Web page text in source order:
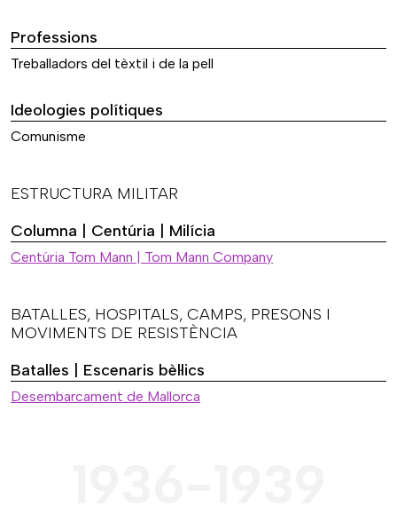
Professions
Treballadors del tèxtil i de la pell
Ideologies polítiques
Comunisme
ESTRUCTURA MILITAR
Columna | Centúria | Milícia
Centúria Tom Mann | Tom Mann Company
BATALLES, HOSPITALS, CAMPS, PRESONS I
MOVIMENTS DE RESISTÈNCIA
Batalles | Escenaris bèl·lics
Desembarcament de Mallorca